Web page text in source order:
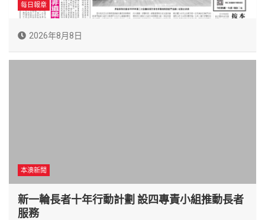
每日報章
2026年8月8日
本澳新聞
新一輪長者十年行動計劃 設四專責小組推動長者
服務